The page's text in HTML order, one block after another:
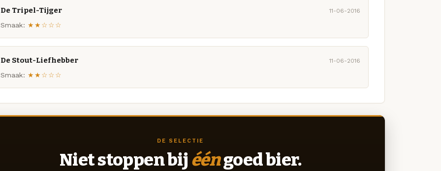
De Tripel-Tijger 11-06-2016
Smaak: ★★☆☆☆
De Stout-Liefhebber 11-06-2016
Smaak: ★★☆☆☆
DE SELECTIE
Niet stoppen bij ééngoed bier.